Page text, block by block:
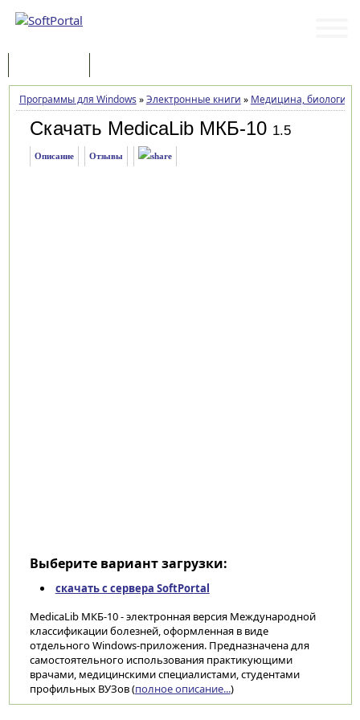
Программы для Windows »Электронные книги » Медицина, биология
Скачать MedicaLib МКБ-10 1.5
Описание Отзывы
Выберите вариант загрузки:
скачать с сервера SoftPortal
MedicaLib МКБ-10 - электронная версия Международной
классификации болезней, оформленная в виде
отдельного Windows-приложения. Предназначена для
самостоятельного использования практикующими
врачами, медицинскими специалистами, студентами
профильных ВУЗов (полное описание...)